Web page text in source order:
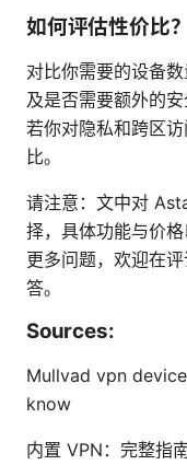
如何评估性价比？
对比你需要的设备
及是否需要额外的
若你对隐私和跨区
比。
请注意：文中对
择，具体功能与价
更多问题，欢迎在
答。
Sources:
Mullvad vpn
know
内置 VPN：完整指